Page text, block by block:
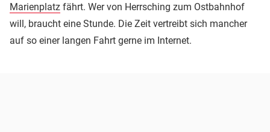
Marienplatz fährt. Wer von Herrsching zum Ostbahnhof
will, braucht eine Stunde. Die Zeit vertreibt sich mancher
auf so einer langen Fahrt gerne im Internet.